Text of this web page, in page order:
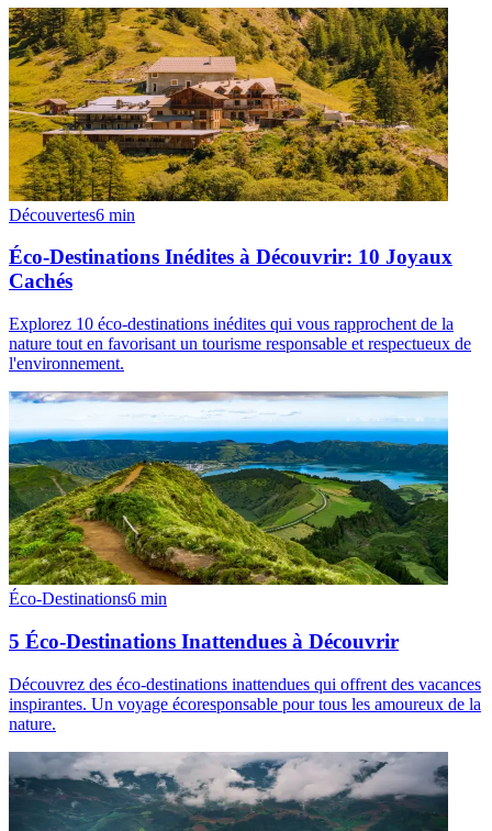
Découvertes6 min
Éco-Destinations Inédites à Découvrir: 10 Joyaux
Cachés
Explorez 10 éco-destinations inédites qui vous rapprochent de la
nature tout en favorisant un tourisme responsable et respectueux de
l'environnement.
Éco-Destinations6 min
5 Éco-Destinations Inattendues à Découvrir
Découvrez des éco-destinations inattendues qui offrent des vacances
inspirantes. Un voyage écoresponsable pour tous les amoureux de la
nature.